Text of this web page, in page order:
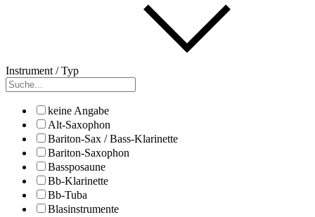
Instrument / Typ
keine Angabe
Alt-Saxophon
Bariton-Sax / Bass-Klarinette
Bariton-Saxophon
Bassposaune
Bb-Klarinette
Bb-Tuba
Blasinstrumente